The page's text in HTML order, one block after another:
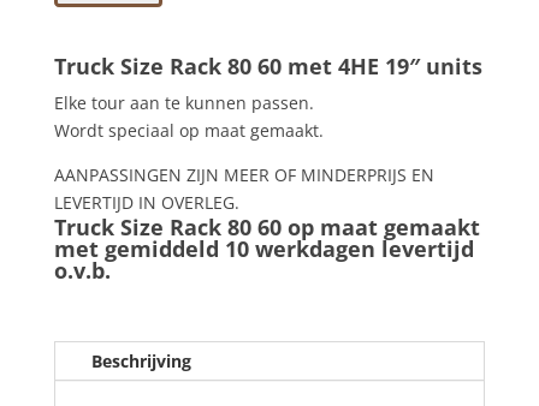
Truck Size Rack 80 60 met 4HE 19″ units
Elke tour aan te kunnen passen.
Wordt speciaal op maat gemaakt.
AANPASSINGEN ZIJN MEER OF MINDERPRIJS EN
LEVERTIJD IN OVERLEG.
Truck Size Rack 80 60 op maat gemaakt
met gemiddeld 10 werkdagen levertijd
o.v.b.
Beschrijving